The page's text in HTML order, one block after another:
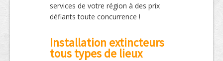
services de votre région à des prix
défiants toute concurrence !
Installation extincteurs
tous types de lieux